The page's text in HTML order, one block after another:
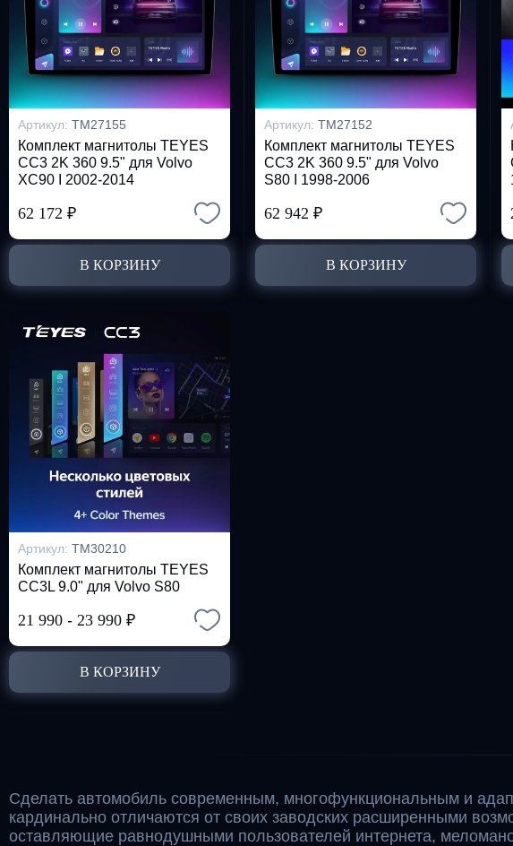
Артикул: TM27155
Комплект магнитолы TEYES
CC3 2K 360 9.5" для Volvo
XC90 I 2002-2014
62 172 ₽
В КОРЗИНУ
Артикул: TM27152
Комплект магнитолы TEYES
CC3 2K 360 9.5" для Volvo
S80 I 1998-2006
62 942 ₽
В КОРЗИНУ
Артикул: TM30210
Комплект магнитолы TEYES
CC3L 9.0" для Volvo S80
21 990 - 23 990 ₽
В КОРЗИНУ
Сделать автомобиль современным, многофункциональным и
кардинально отличаются от своих заводских расширенными
оставляющие равнодушными пользователей интернета,